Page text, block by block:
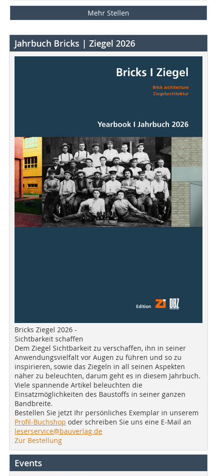
Mehr Stellen
Jahrbuch Bricks | Ziegel 2026
Bricks Ziegel 2026 -
Sichtbarkeit schaffen
Dem Ziegel Sichtbarkeit zu verschaffen, ihn in seiner
Anwendungsvielfalt vor Augen zu führen und so zu
inspirieren, sowie das Ziegeln in all seinen Aspekten
näher zu beleuchten, darum geht es in diesem Jahrbuch.
Viele spannende Artikel beleuchten die
Einsatzmöglichkeiten des Baustoffs in seiner ganzen
Bandbreite.
Bestellen Sie jetzt Ihr persönliches Exemplar in unserem
Profil-Buchshop oder schreiben Sie uns eine E-Mail an
leserservice@bauverlag.de
Zur Bestellung
Events